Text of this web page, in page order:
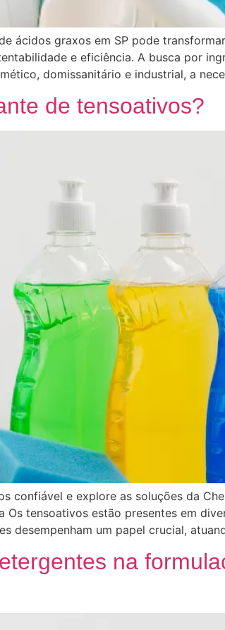
ácidos graxos em SP pode
e eficiência. A busca por
domissanitário e industrial, a
de tensoativos?
confiável e explore as soluções da
tensoativos estão presentes em
desempenham um papel crucial,
na